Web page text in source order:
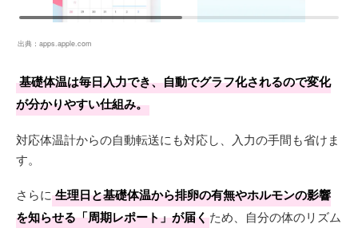
出典： apps.apple.com
基礎体温は毎日入力でき、自動でグラフ化されるので変化
が分かりやすい仕組み。
対応体温計からの自動転送にも対応し、入力の手間も省けま
す。
さらに 生理日と基礎体温から排卵の有無やホルモンの影響
を知らせる「周期レポート」が届くため、自分の体のリズム